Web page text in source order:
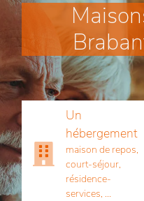
Un
hébergement
maison de repos,
court-séjour,
résidence-
services, ...